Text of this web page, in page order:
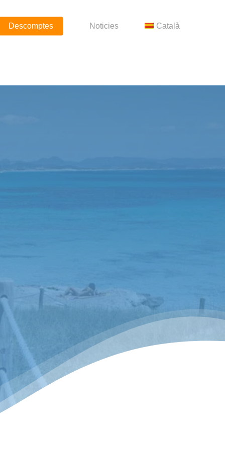
Descomptes Noticies Català